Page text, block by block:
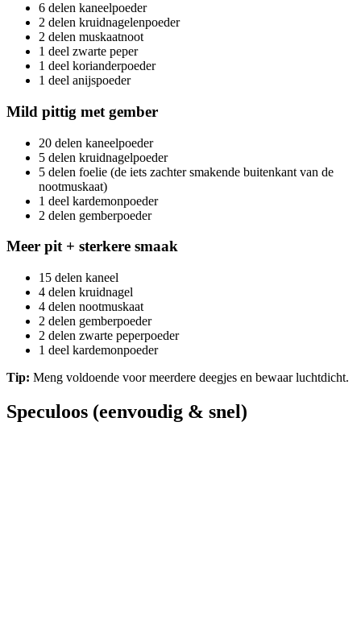
6 delen kaneelpoeder
2 delen kruidnagelenpoeder
2 delen muskaatnoot
1 deel zwarte peper
1 deel korianderpoeder
1 deel anijspoeder
Mild pittig met gember
20 delen kaneelpoeder
5 delen kruidnagelpoeder
5 delen foelie (de iets zachter smakende buitenkant van de
nootmuskaat)
1 deel kardemonpoeder
2 delen gemberpoeder
Meer pit + sterkere smaak
15 delen kaneel
4 delen kruidnagel
4 delen nootmuskaat
2 delen gemberpoeder
2 delen zwarte peperpoeder
1 deel kardemonpoeder
Tip: Meng voldoende voor meerdere deegjes en bewaar luchtdicht.
Speculoos (eenvoudig & snel)